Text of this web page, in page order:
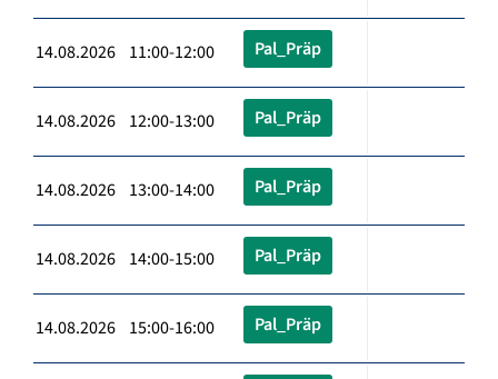
14.08.2026 11:00-12:00 Pal_Präp
14.08.2026 12:00-13:00 Pal_Präp
14.08.2026 13:00-14:00 Pal_Präp
14.08.2026 14:00-15:00 Pal_Präp
14.08.2026 15:00-16:00 Pal_Präp